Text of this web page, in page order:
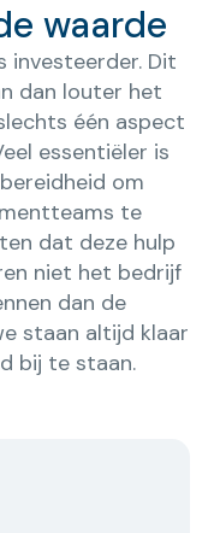
waarde
investeerder. Dit
dan louter het
één aspect
essentiëler is
om
te
dat deze hulp
niet het bedrijf
dan de
staan altijd klaar
bij te staan.